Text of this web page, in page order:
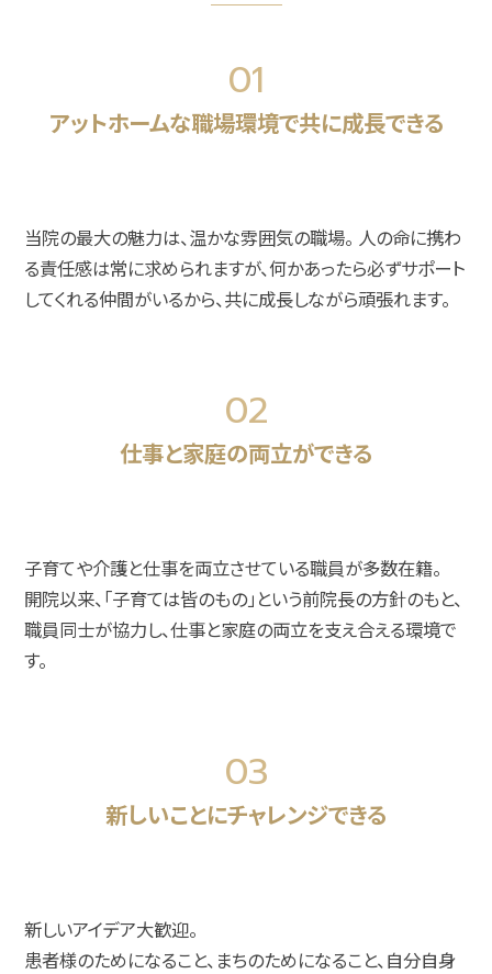
01
アットホームな職場環境で共に成長できる
当院の最大の魅力は、温かな雰囲気の職場。 人の命に携わ
る責任感は常に求められますが、何かあったら必ずサポート
してくれる仲間がいるから、共に成長しながら頑張れます。
02
仕事と家庭の両立ができる
子育てや介護と仕事を両立させている職員が多数在籍。
開院以来、「子育ては皆のもの」という前院長の方針のもと、
職員同士が協力し、仕事と家庭の両立を支え合える環境で
す。
03
新しいことにチャレンジできる
新しいアイデア大歓迎。
患者様のためになること、まちのためになること、自分自身